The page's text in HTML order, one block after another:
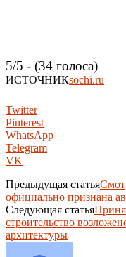
5/5 - (34 голоса)
ИСТОЧНИКsochi.ru
Twitter
Pinterest
WhatsApp
Telegram
VK
Предыдущая статья
официально признана
Следующая статья
строительство
архитектуры